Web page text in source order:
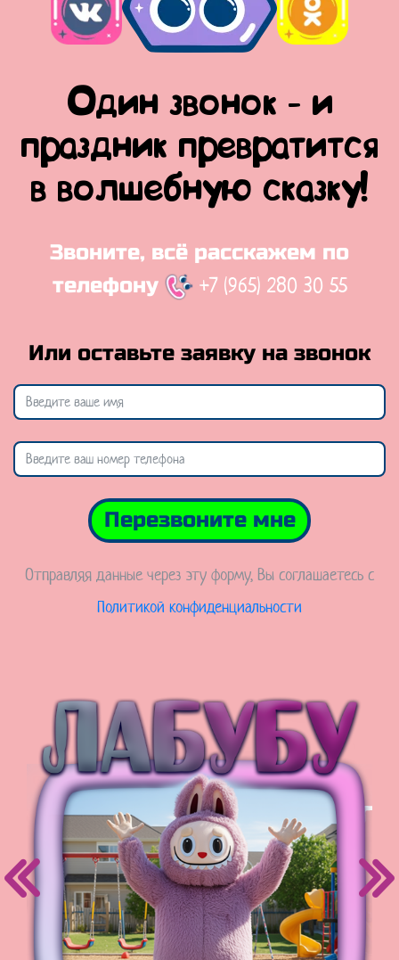
Один звонок - и
праздник превратится
в волшебную сказку!
Звоните, всё расскажем по
телефону
+7 (965) 280 30 55
Или оставьте заявку на звонок
Перезвоните мне
Отправляя данные через эту форму, Вы соглашаетесь с
Политикой конфиденциальности